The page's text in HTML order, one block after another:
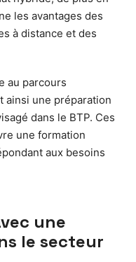
les avantages des
à distance et des
au parcours
ainsi une préparation
dans le BTP. Ces
une formation
aux besoins
une
le secteur